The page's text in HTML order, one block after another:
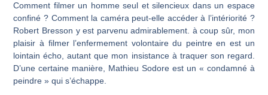
Comment filmer un homme seul et silencieux dans un espace
confiné ? Comment la caméra peut-elle accéder à l’intériorité ?
Robert Bresson y est parvenu admirablement. à coup sûr, mon
plaisir à filmer l’enfermement volontaire du peintre en est un
lointain écho, autant que mon insistance à traquer son regard.
D’une certaine manière, Mathieu Sodore est un « condamné à
peindre » qui s’échappe.